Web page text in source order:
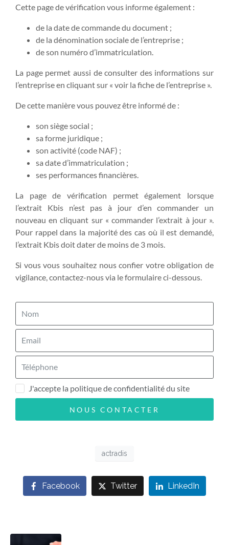
Cette page de vérification vous informe également :
de la date de commande du document ;
de la dénomination sociale de l’entreprise ;
de son numéro d’immatriculation.
La page permet aussi de consulter des informations sur
l’entreprise en cliquant sur « voir la fiche de l’entreprise ».
De cette manière vous pouvez être informé de :
son siège social ;
sa forme juridique ;
son activité (code NAF) ;
sa date d’immatriculation ;
ses performances financières.
La page de vérification permet également lorsque
l’extrait Kbis n’est pas à jour d’en commander un
nouveau en cliquant sur « commander l’extrait à jour ».
Pour rappel dans la majorité des cas où il est demandé,
l’extrait Kbis doit dater de moins de 3 mois.
Si vous vous souhaitez nous confier votre obligation de
vigilance, contactez-nous via le formulaire ci-dessous.
J'accepte la politique de confidentialité du site
NOUS CONTACTER
actradis
Facebook Twitter LinkedIn